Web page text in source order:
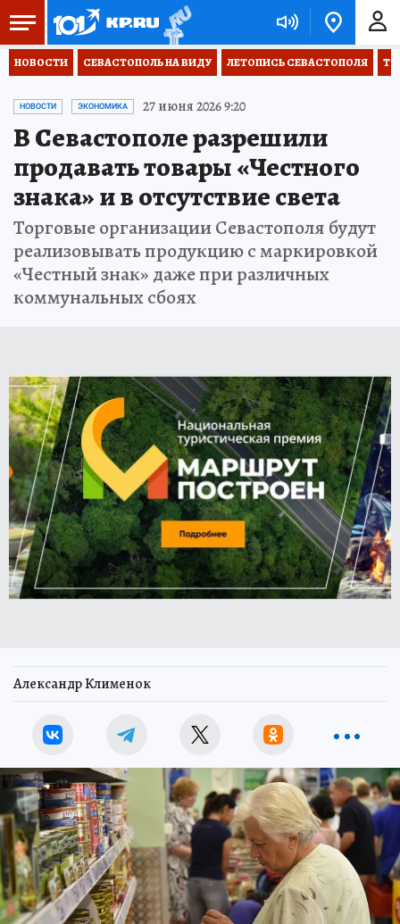
НОВОСТИ СЕВАСТОПОЛЬ НА ВИДУ ЛЕТОПИСЬ СЕВАСТОПОЛЯ
НОВОСТИ ЭКОНОМИКА 27 июня 2026 9:20
В Севастополе разрешили
продавать товары «Честного
знака» и в отсутствие света
Торговые организации Севастополя будут
реализовывать продукцию с маркировкой
«Честный знак» даже при различных
коммунальных сбоях
Александр Клименок